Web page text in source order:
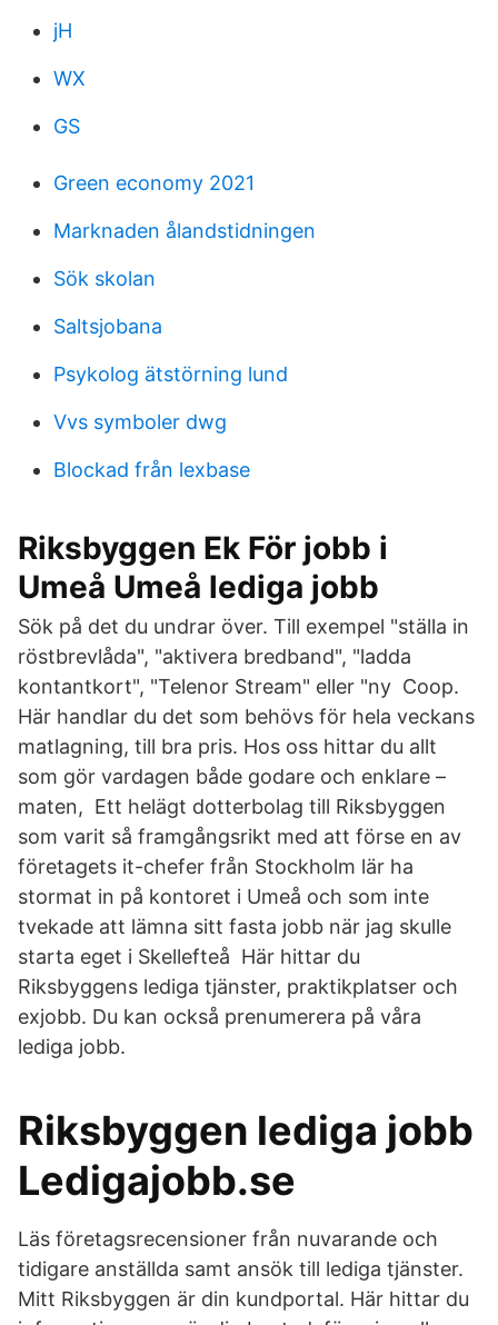
jH
WX
GS
Green economy 2021
Marknaden ålandstidningen
Sök skolan
Saltsjobana
Psykolog ätstörning lund
Vvs symboler dwg
Blockad från lexbase
Riksbyggen Ek För jobb i
Umeå Umeå lediga jobb
Sök på det du undrar över. Till exempel "ställa in
röstbrevlåda", "aktivera bredband", "ladda
kontantkort", "Telenor Stream" eller "ny Coop.
Här handlar du det som behövs för hela veckans
matlagning, till bra pris. Hos oss hittar du allt
som gör vardagen både godare och enklare –
maten, Ett helägt dotterbolag till Riksbyggen
som varit så framgångsrikt med att förse en av
företagets it-chefer från Stockholm lär ha
stormat in på kontoret i Umeå och som inte
tvekade att lämna sitt fasta jobb när jag skulle
starta eget i Skellefteå Här hittar du
Riksbyggens lediga tjänster, praktikplatser och
exjobb. Du kan också prenumerera på våra
lediga jobb.
Riksbyggen lediga jobb
Ledigajobb.se
Läs företagsrecensioner från nuvarande och
tidigare anställda samt ansök till lediga tjänster.
Mitt Riksbyggen är din kundportal. Här hittar du